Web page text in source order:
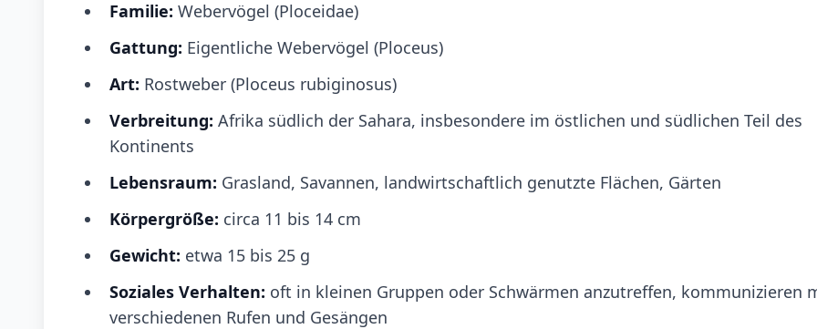
Familie: Webervögel (Ploceidae)
Gattung: Eigentliche Webervögel (Ploceus)
Art: Rostweber (Ploceus rubiginosus)
Verbreitung: Afrika südlich der Sahara, insbesondere im östlichen und südlichen Teil des
Kontinents
Lebensraum: Grasland, Savannen, landwirtschaftlich genutzte Flächen, Gärten
Körpergröße: circa 11 bis 14 cm
Gewicht: etwa 15 bis 25 g
Soziales Verhalten: oft in kleinen Gruppen oder Schwärmen anzutreffen, kommunizieren
verschiedenen Rufen und Gesängen